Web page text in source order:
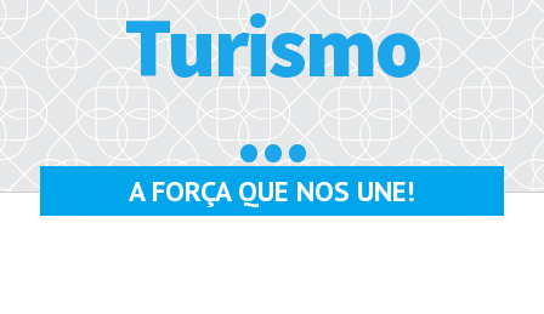
Turismo
...
A FORÇA QUE NOS UNE!